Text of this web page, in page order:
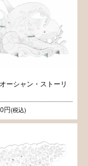
ーシャン・ストーリ
円(税込)